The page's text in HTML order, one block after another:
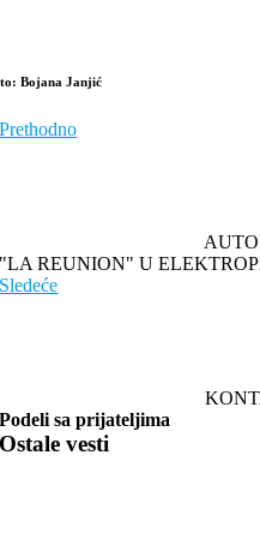
Bojana Janjić
Prethodno
"LA REUNION" U
Sledeće
Podeli sa prijateljima
Ostale vesti